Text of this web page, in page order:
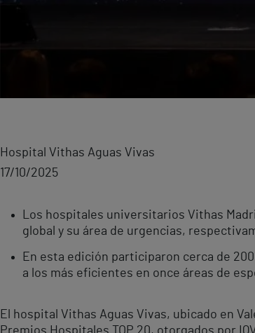
Hospital Vithas Aguas Vivas
17/10/2025
Los hospitales universitarios Vithas
global y su área de urgencias,
En esta edición participaron cerca de
a los más eficientes en once áreas de
El hospital Vithas Aguas Vivas, ubicado en